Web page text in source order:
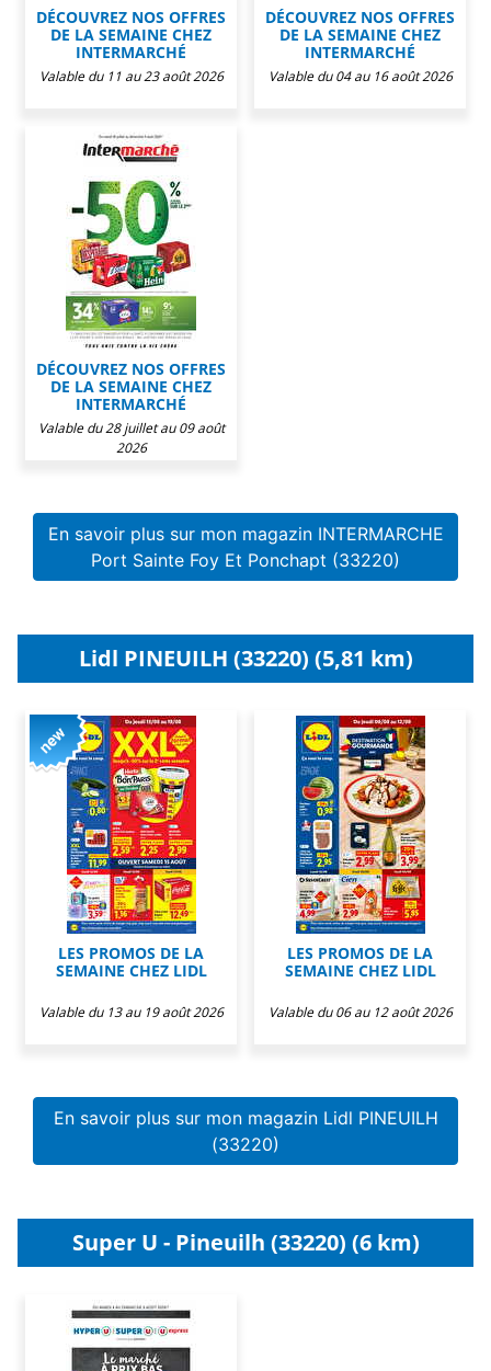
DÉCOUVREZ NOS OFFRES
DE LA SEMAINE CHEZ
INTERMARCHÉ
Valable du 11 au 23 août 2026
DÉCOUVREZ NOS OFFRES
DE LA SEMAINE CHEZ
INTERMARCHÉ
Valable du 04 au 16 août 2026
DÉCOUVREZ NOS OFFRES
DE LA SEMAINE CHEZ
INTERMARCHÉ
Valable du 28 juillet au 09 août
2026
En savoir plus sur mon magazin INTERMARCHE
Port Sainte Foy Et Ponchapt (33220)
Lidl PINEUILH (33220) (5,81 km)
LES PROMOS DE LA
SEMAINE CHEZ LIDL
Valable du 13 au 19 août 2026
LES PROMOS DE LA
SEMAINE CHEZ LIDL
Valable du 06 au 12 août 2026
En savoir plus sur mon magazin Lidl PINEUILH
(33220)
Super U - Pineuilh (33220) (6 km)